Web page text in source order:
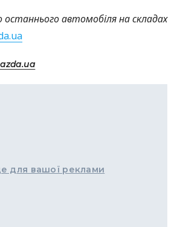
останнього автомобіля на складах
для вашої реклами